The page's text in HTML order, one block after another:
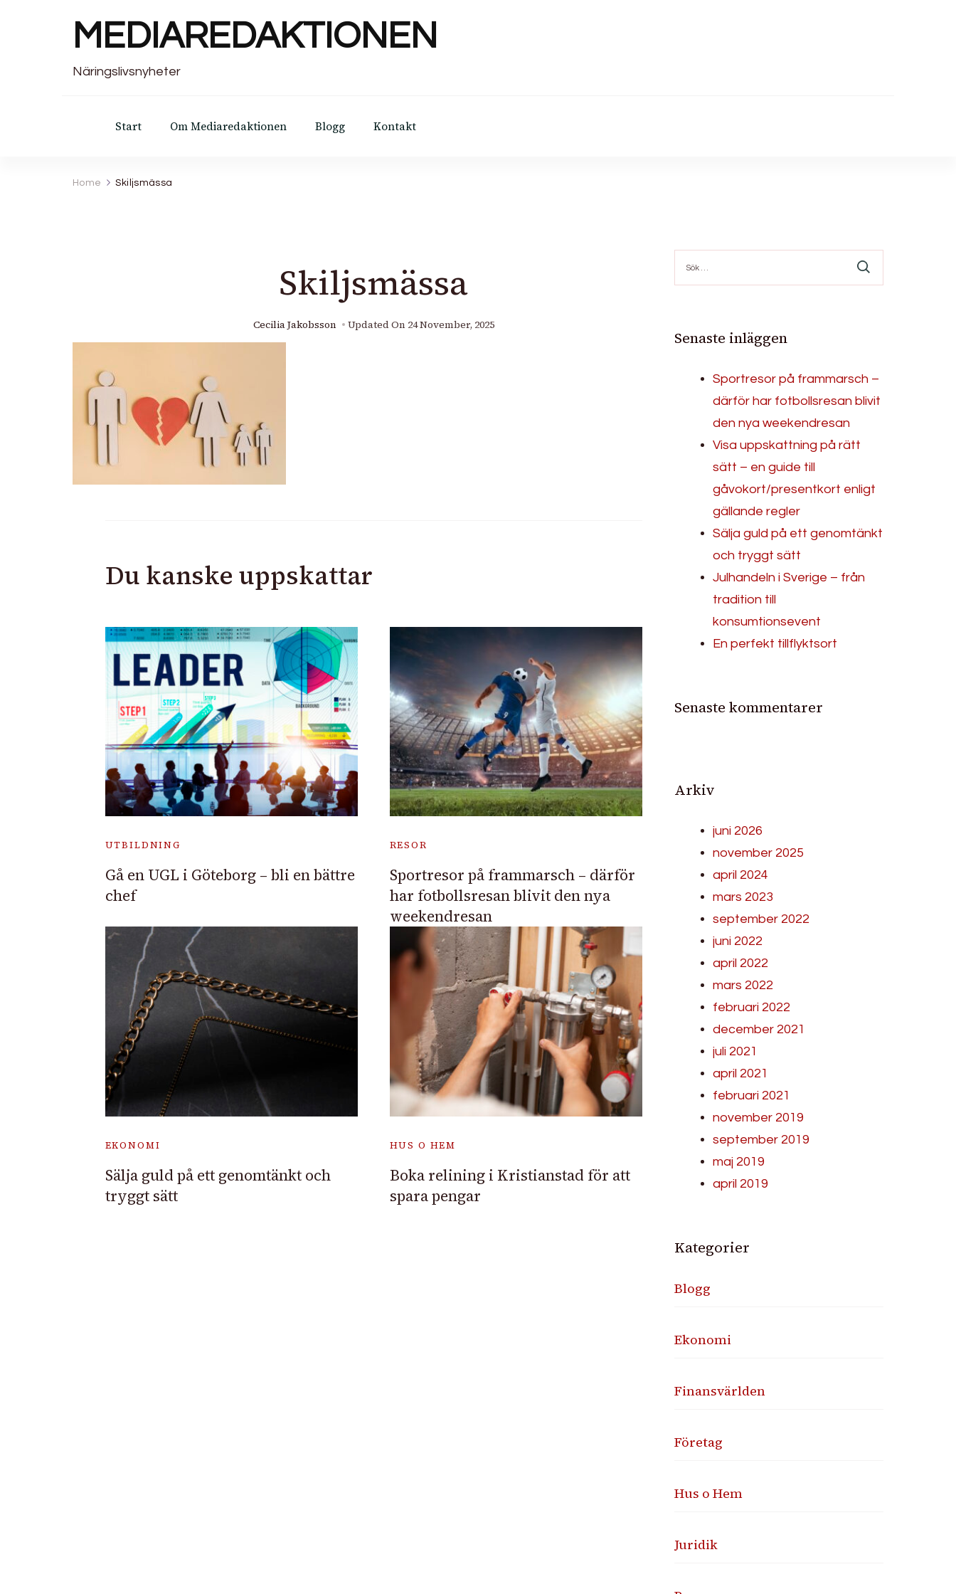
MEDIAREDAKTIONEN
Näringslivsnyheter
Start Om Mediaredaktionen Blogg Kontakt
Home Skiljsmässa
Skiljsmässa
Cecilia Jakobsson Updated On 24 November, 2025
Du kanske uppskattar
UTBILDNING
Gå en UGL i Göteborg – bli en bättre
chef
RESOR
Sportresor på frammarsch – därför
har fotbollsresan blivit den nya
weekendresan
EKONOMI
Sälja guld på ett genomtänkt och
tryggt sätt
HUS O HEM
Boka relining i Kristianstad för att
spara pengar
efter:
Senaste inläggen
Sportresor på frammarsch –
därför har fotbollsresan blivit
den nya weekendresan
Visa uppskattning på rätt
sätt – en guide till
gåvokort/presentkort enligt
gällande regler
Sälja guld på ett genomtänkt
och tryggt sätt
Julhandeln i Sverige – från
tradition till
konsumtionsevent
En perfekt tillflyktsort
Senaste kommentarer
Arkiv
juni 2026
november 2025
april 2024
mars 2023
september 2022
juni 2022
april 2022
mars 2022
februari 2022
december 2021
juli 2021
april 2021
februari 2021
november 2019
september 2019
maj 2019
april 2019
Kategorier
Blogg
Ekonomi
Finansvärlden
Företag
Hus o Hem
Juridik